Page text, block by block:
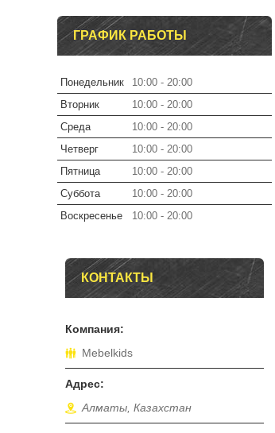
ГРАФИК РАБОТЫ
Понедельник 10:00
20:00
Вторник
10:00
20:00
Среда
10:00
20:00
Четверг
10:00
20:00
Пятница
10:00
20:00
Суббота
10:00
20:00
Воскресенье
10:00 20:00
КОНТАКТЫ
Mebelkids
Алматы, Казахстан